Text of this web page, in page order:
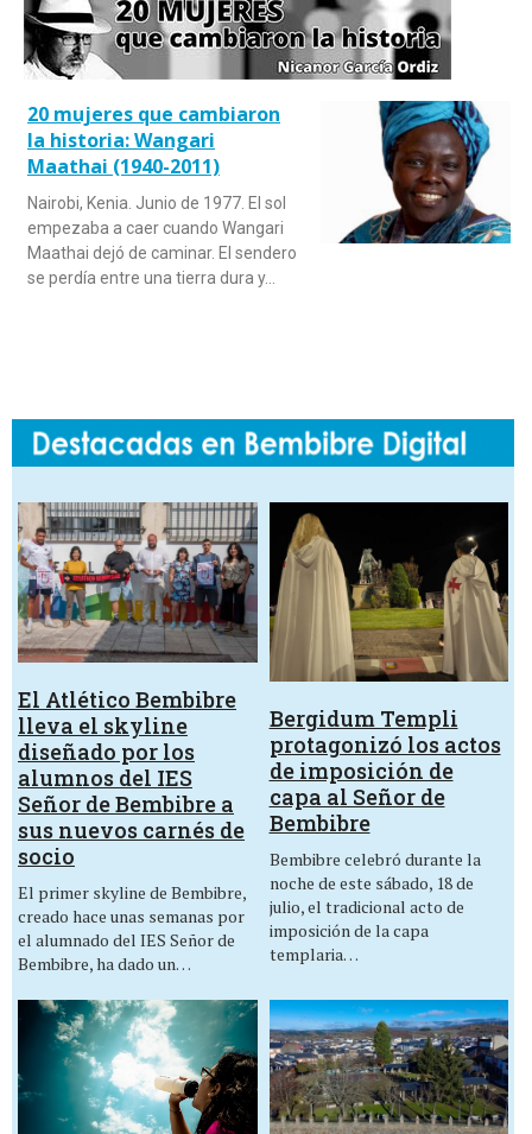
20 mujeres que cambiaron
la historia: Wangari
Maathai (1940-2011)
Nairobi, Kenia. Junio de 1977. El sol
empezaba a caer cuando Wangari
Maathai dejó de caminar. El sendero
se perdía entre una tierra dura y…
El Atlético Bembibre
lleva el skyline
diseñado por los
alumnos del IES
Señor de Bembibre a
sus nuevos carnés de
socio
El primer skyline de Bembibre,
creado hace unas semanas por
el alumnado del IES Señor de
Bembibre, ha dado un…
Bergidum Templi
protagonizó los actos
de imposición de
capa al Señor de
Bembibre
Bembibre celebró durante la
noche de este sábado, 18 de
julio, el tradicional acto de
imposición de la capa
templaria…